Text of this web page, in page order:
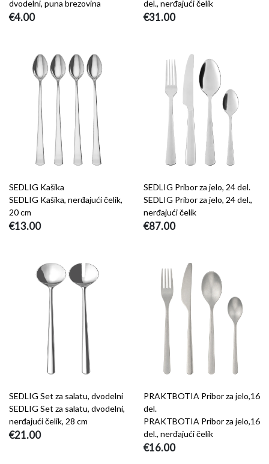
dvodelni, puna brezovina
€4.00
del., nerđajući čelik
€31.00
SEDLIG Kašika
SEDLIG Kašika, nerđajući čelik,
20 cm
€13.00
SEDLIG Pribor za jelo, 24 del.
SEDLIG Pribor za jelo, 24 del.,
nerđajući čelik
€87.00
SEDLIG Set za salatu, dvodelni
SEDLIG Set za salatu, dvodelni,
nerđajući čelik, 28 cm
€21.00
PRAKTBOTIA Pribor za jelo,16
del.
PRAKTBOTIA Pribor za jelo,16
del., nerđajući čelik
€16.00